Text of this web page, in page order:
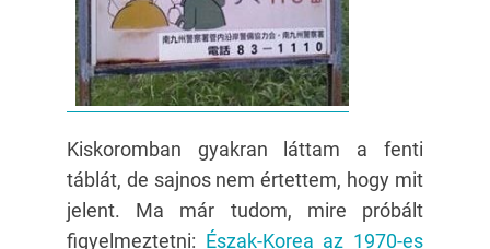
Kiskoromban gyakran láttam a fenti
táblát, de sajnos nem értettem, hogy mit
jelent. Ma már tudom, mire próbált
figyelmeztetni: Észak-Korea az 1970-es